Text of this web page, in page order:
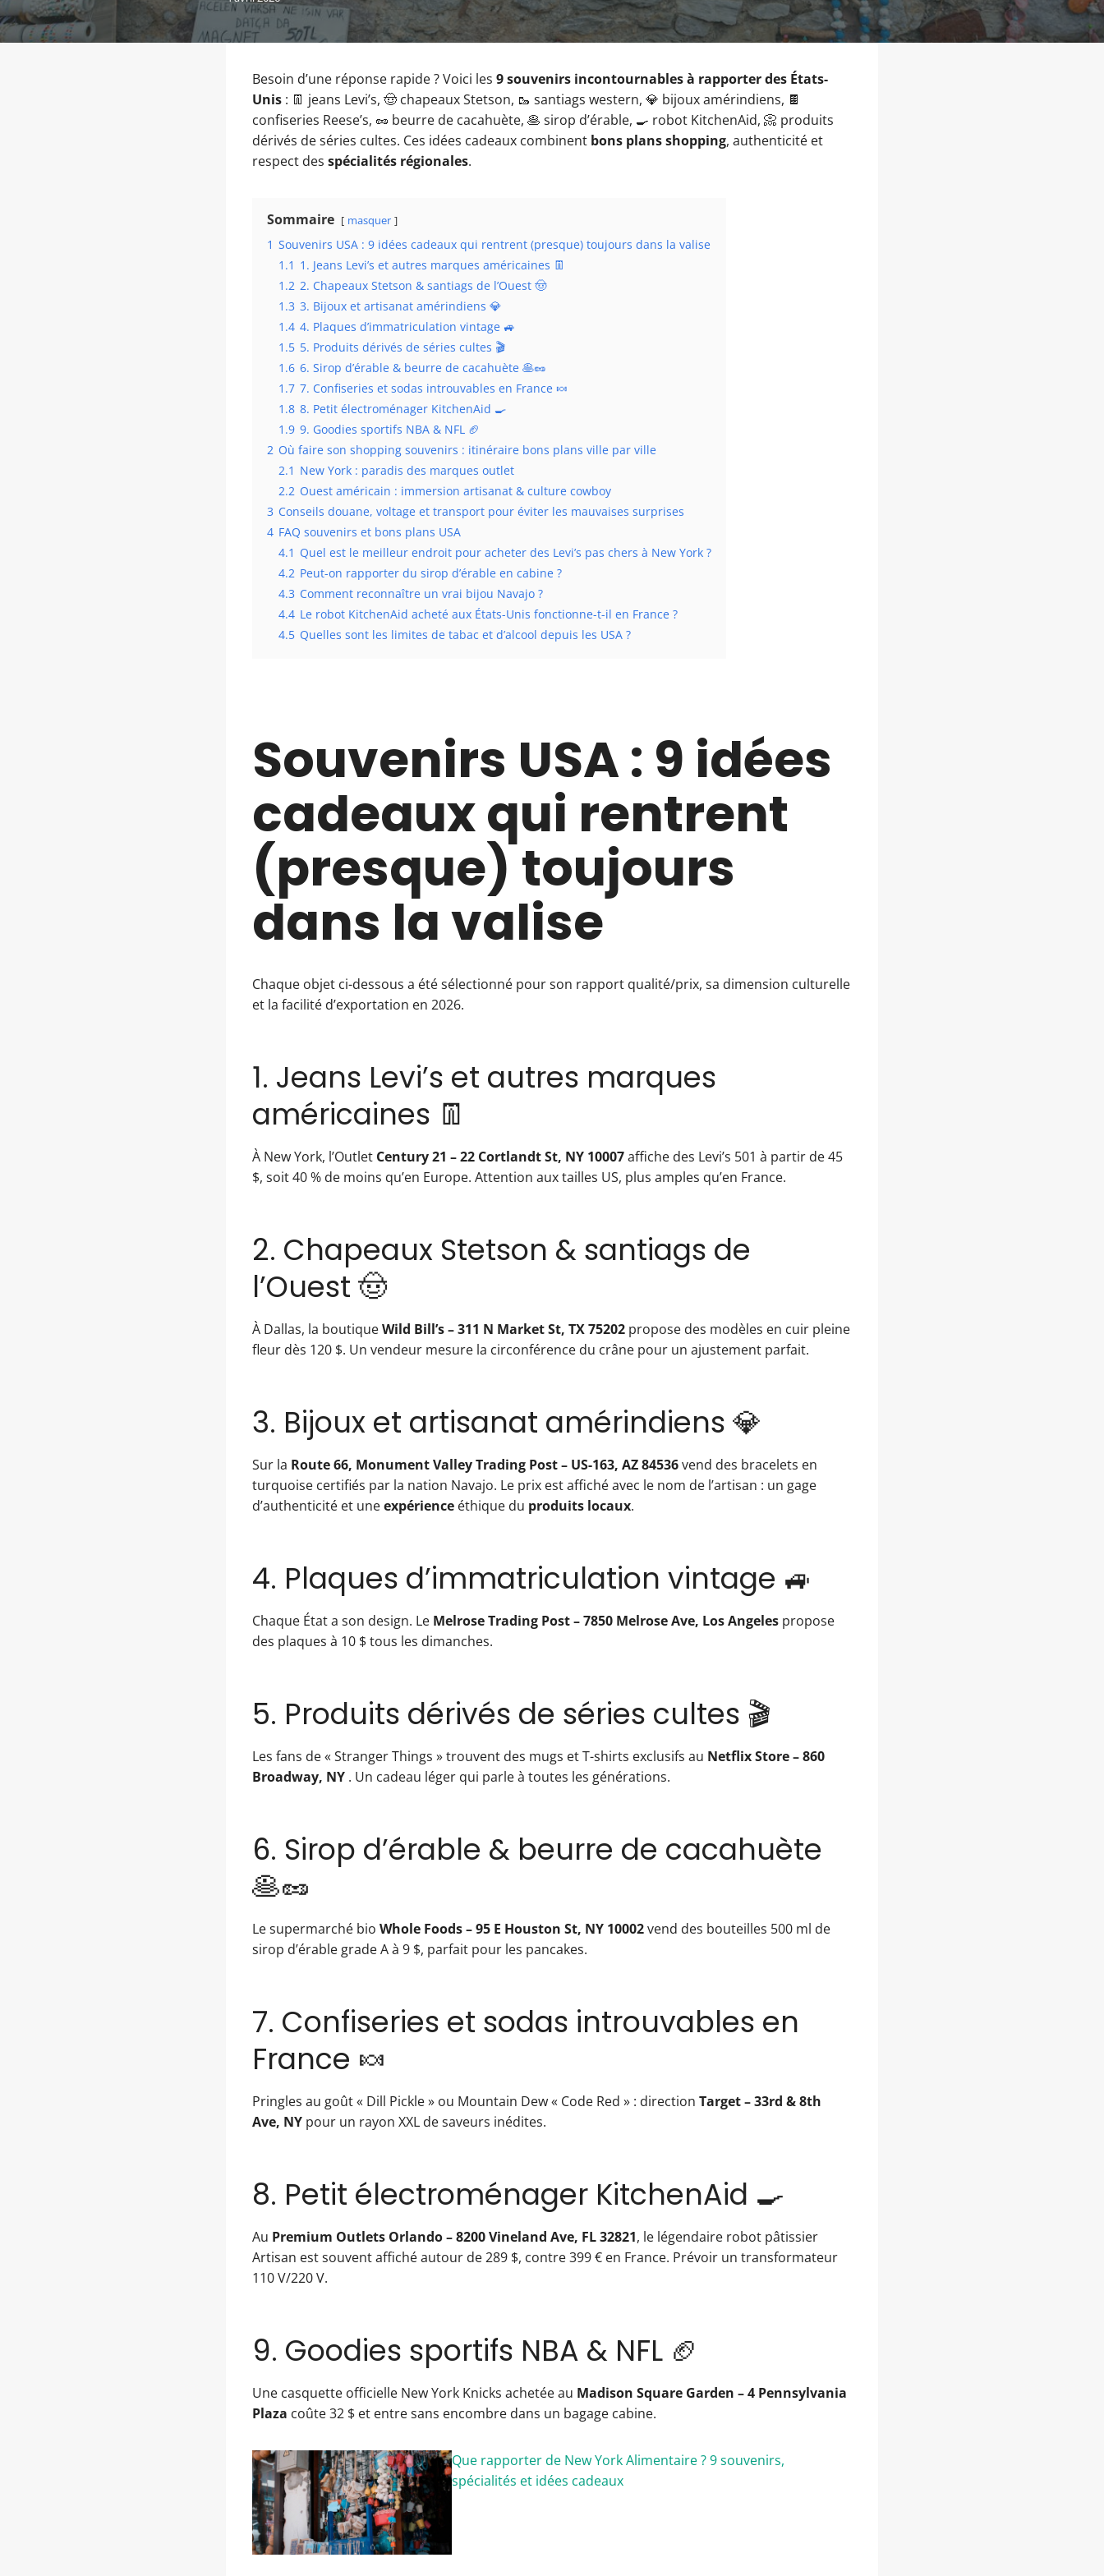
Besoin d’une réponse rapide ? Voici les 9 souvenirs incontournables à rapporter des États-
Unis : 👖 jeans Levi’s, 🤠 chapeaux Stetson, 🥾 santiags western, 💎 bijoux amérindiens, 🍫
confiseries Reese’s, 🥜 beurre de cacahuète, 🥞 sirop d’érable, 🍳 robot KitchenAid, 📀 produits
dérivés de séries cultes. Ces idées cadeaux combinent bons plans shopping, authenticité et
respect des spécialités régionales.
Sommaire masquer
1 Souvenirs USA : 9 idées cadeaux qui rentrent (presque) toujours dans la valise
1.1 1. Jeans Levi’s et autres marques américaines 👖
1.2 2. Chapeaux Stetson & santiags de l’Ouest 🤠
1.3 3. Bijoux et artisanat amérindiens 💎
1.4 4. Plaques d’immatriculation vintage 🚙
1.5 5. Produits dérivés de séries cultes 🎬
1.6 6. Sirop d’érable & beurre de cacahuète 🥞🥜
1.7 7. Confiseries et sodas introuvables en France 🍬
1.8 8. Petit électroménager KitchenAid 🍳
1.9 9. Goodies sportifs NBA & NFL 🏈
2 Où faire son shopping souvenirs : itinéraire bons plans ville par ville
2.1 New York : paradis des marques outlet
2.2 Ouest américain : immersion artisanat & culture cowboy
3 Conseils douane, voltage et transport pour éviter les mauvaises surprises
4 FAQ souvenirs et bons plans USA
4.1 Quel est le meilleur endroit pour acheter des Levi’s pas chers à New York ?
4.2 Peut-on rapporter du sirop d’érable en cabine ?
4.3 Comment reconnaître un vrai bijou Navajo ?
4.4 Le robot KitchenAid acheté aux États-Unis fonctionne-t-il en France ?
4.5 Quelles sont les limites de tabac et d’alcool depuis les USA ?
Souvenirs USA : 9 idées
cadeaux qui rentrent
(presque) toujours
dans la valise
Chaque objet ci-dessous a été sélectionné pour son rapport qualité/prix, sa dimension culturelle
et la facilité d’exportation en 2026.
1. Jeans Levi’s et autres marques
américaines 👖
À New York, l’Outlet Century 21 – 22 Cortlandt St, NY 10007affiche des Levi’s 501 à partir de 45
$, soit 40 % de moins qu’en Europe. Attention aux tailles US, plus amples qu’en France.
2. Chapeaux Stetson & santiags de
l’Ouest 🤠
À Dallas, la boutiqueWild Bill’s – 311 N Market St, TX 75202 propose des modèles en cuir pleine
fleur dès 120 $. Un vendeur mesure la circonférence du crâne pour un ajustement parfait.
3. Bijoux et artisanat amérindiens 💎
Sur la Route 66, Monument Valley Trading Post – US-163, AZ 84536vend des bracelets en
turquoise certifiés par la nation Navajo. Le prix est affiché avec le nom de l’artisan : un gage
d’authenticité et uneexpérience éthique du produits locaux.
4. Plaques d’immatriculation vintage 🚙
Chaque État a son design. Le Melrose Trading Post – 7850 Melrose Ave, Los Angeles propose
des plaques à 10 $ tous les dimanches.
5. Produits dérivés de séries cultes 🎬
Les fans de « Stranger Things » trouvent des mugs et T-shirts exclusifs au Netflix Store – 860
Broadway, NY . Un cadeau léger qui parle à toutes les générations.
6. Sirop d’érable & beurre de cacahuète
🥞🥜
Le supermarché bio Whole Foods – 95 E Houston St, NY 10002vend des bouteilles 500 ml de
sirop d’érable grade A à 9 $, parfait pour les pancakes.
7. Confiseries et sodas introuvables en
France 🍬
Pringles au goût « Dill Pickle » ou Mountain Dew « Code Red » : direction Target – 33rd & 8th
Ave, NY pour un rayon XXL de saveurs inédites.
8. Petit électroménager KitchenAid 🍳
Au Premium Outlets Orlando – 8200 Vineland Ave, FL 32821, le légendaire robot pâtissier
Artisan est souvent affiché autour de 289 $, contre 399 € en France. Prévoir un transformateur
110 V/220 V.
9. Goodies sportifs NBA & NFL 🏈
Une casquette officielle New York Knicks achetée au Madison Square Garden – 4 Pennsylvania
Plaza coûte 32 $ et entre sans encombre dans un bagage cabine.
Que rapporter de New York Alimentaire ? 9 souvenirs,
spécialités et idées cadeaux